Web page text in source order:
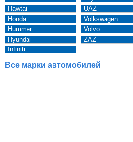
Hawtai
Honda
Hummer
Hyundai
Infiniti
UAZ
Volkswagen
Volvo
ZAZ
Все марки автомобилей